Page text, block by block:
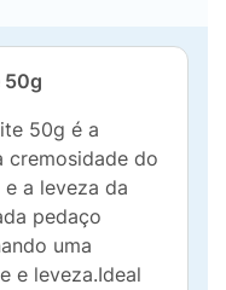
50g
50g é a
cremosidade do
a leveza da
pedaço
uma
e leveza.Ideal